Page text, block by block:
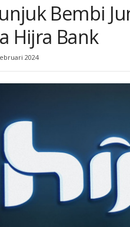
Bembi
Hijra Bank
2024